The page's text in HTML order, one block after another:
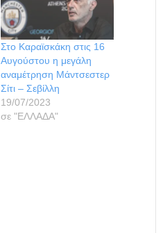
Στο Καραϊσκάκη στις 16
Αυγούστου η μεγάλη
αναμέτρηση Μάντσεστερ
Σίτι – Σεβίλλη
19/07/2023
σε "ΕΛΛΑΔΑ"